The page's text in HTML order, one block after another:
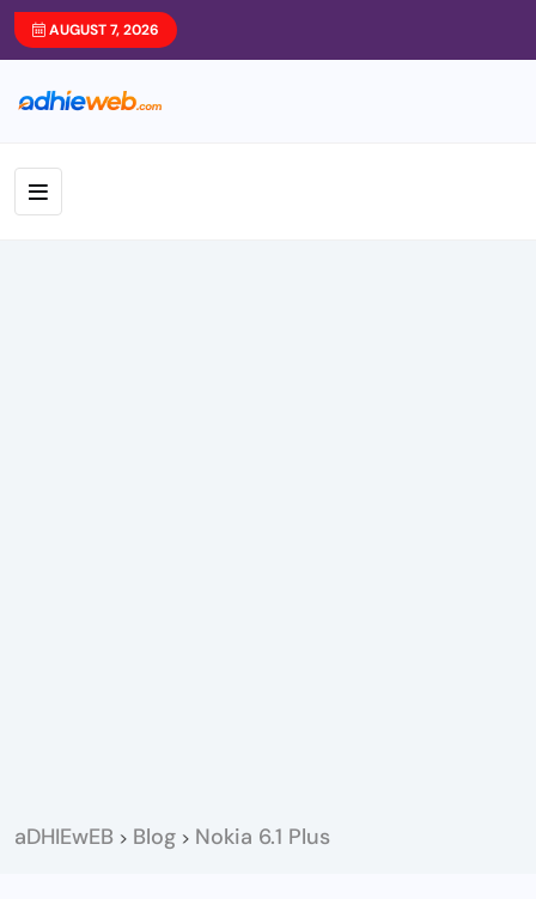
AUGUST 7, 2026
aDHIEwEB > Blog > Nokia 6.1 Plus